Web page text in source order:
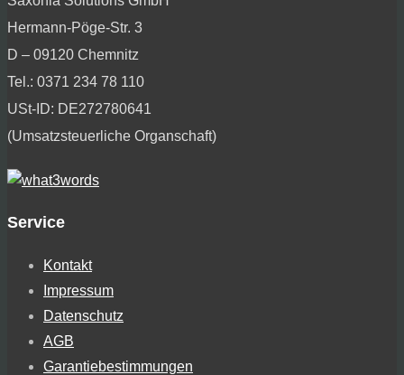
Hermann-Pöge-Str. 3
D – 09120 Chemnitz
Tel.: 0371 234 78 110
USt-ID: DE272780641
(Umsatzsteuerliche Organschaft)
Service
Kontakt
Impressum
Datenschutz
AGB
Garantiebestimmungen